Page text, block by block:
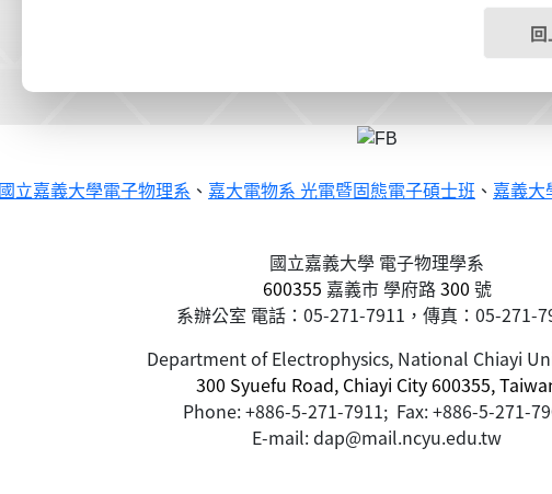
國立嘉義大學電子物理系 、 嘉大電物系 光電暨固態電子碩士班 、 嘉義大
國立嘉義大學 電子物理學系
600355 嘉義市學府路300 號
系辦公室 電話：05-271-7911，傳真：05-271-
Department of Electrophysics, National Chiayi
300 Syuefu Road, Chiayi City 600355,
Phone: +886-5-271-7911; Fax: +886-5-271-
E-mail: dap@mail.ncyu.edu.tw